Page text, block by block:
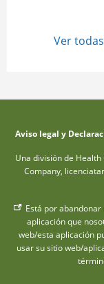
Ver
Aviso legal y
Una división de
Company,
Está por
aplicación que
web/esta aplicación
usar su sitio web/